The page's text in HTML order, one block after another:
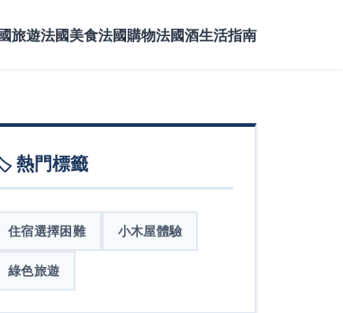
旅遊法國美食法國購物法國酒生活指南
熱門標籤
住宿選擇困難 小木屋體驗
綠色旅遊